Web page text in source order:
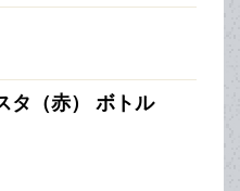
タ（赤） ボトル